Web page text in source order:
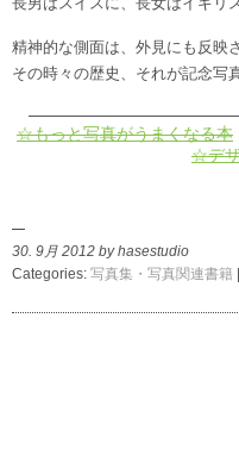
精神的な側面は、外見にも反映
その時々の歴史、それが記念写
☆もっと写真がうまくなる本
☆デ
30. 9月 2012 by hasestudio
Categories: 写真集・写真関連書籍